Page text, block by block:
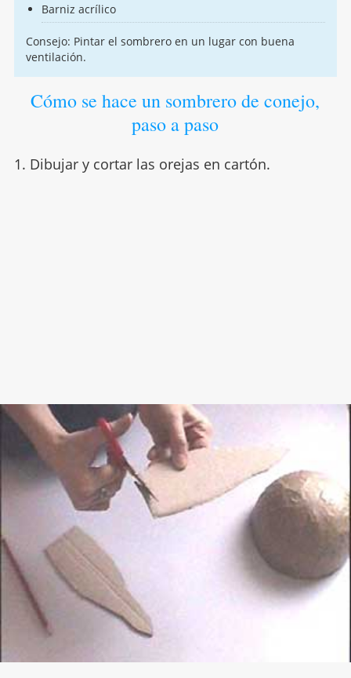
Barniz acrílico
Consejo: Pintar el sombrero en un lugar con buena
ventilación.
Cómo se hace un sombrero de conejo,
paso a paso
1. Dibujar y cortar las orejas en cartón.